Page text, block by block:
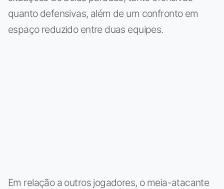
quanto defensivas, além de um confronto em
espaço reduzido entre duas equipes.
Em relação a outros jogadores, o meia-atacante